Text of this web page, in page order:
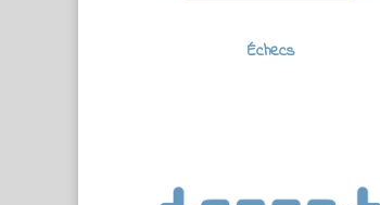
Échecs